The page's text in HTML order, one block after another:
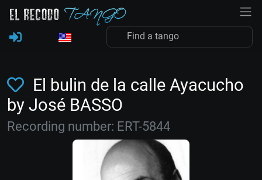
El bulin de la calle Ayacucho
by José BASSO
Recording number: ERT-5844